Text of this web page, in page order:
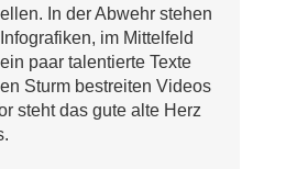
In der Abwehr stehen
im Mittelfeld
paar talentierte Texte
Sturm bestreiten Videos
steht das gute alte Herz